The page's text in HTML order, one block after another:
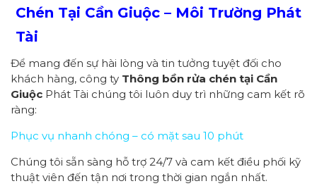
Chén Tại Cần Giuộc – Môi Trường Phát
Tài
Để mang đến sự hài lòng và tin tưởng tuyệt đối cho
khách hàng, công ty Thông bồn rửa chén tại Cần
Giuộc Phát Tài chúng tôi luôn duy trì những cam kết rõ
ràng:
Phục vụ nhanh chóng – có mặt sau 10 phút
Chúng tôi sẵn sàng hỗ trợ 24/7 và cam kết điều phối kỹ
thuật viên đến tận nơi trong thời gian ngắn nhất.